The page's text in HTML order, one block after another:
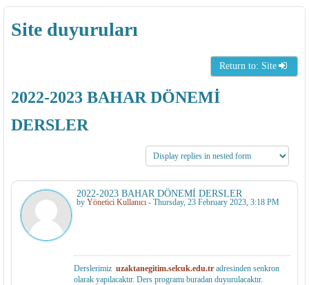
Site duyuruları
Return to: Site
2022-2023 BAHAR DÖNEMİ
DERSLER
2022-2023 BAHAR DÖNEMİ DERSLER
by Yönetici Kullanıcı - Thursday, 23 February 2023, 3:18 PM
Derslerimiz uzaktanegitim.selcuk.edu.tr adresinden senkron
olarak yapılacaktır. Ders programı buradan duyurulacaktır.